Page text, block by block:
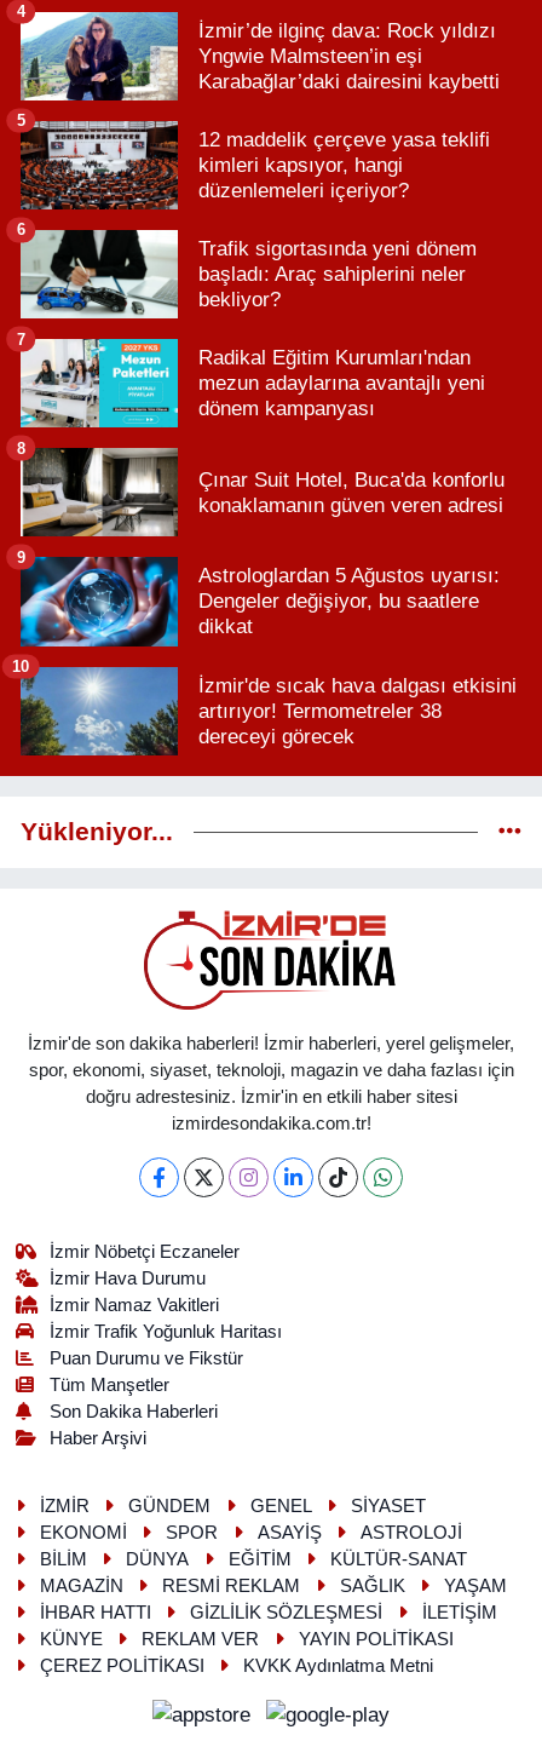
İzmir’de ilginç dava: Rock yıldızı
Yngwie Malmsteen’in eşi
Karabağlar’daki dairesini kaybetti
4
12 maddelik çerçeve yasa teklifi
kimleri kapsıyor, hangi
düzenlemeleri içeriyor?
5
Trafik sigortasında yeni dönem
başladı: Araç sahiplerini neler
bekliyor?
6
Radikal Eğitim Kurumları'ndan
mezun adaylarına avantajlı yeni
dönem kampanyası
7
Çınar Suit Hotel, Buca'da konforlu
konaklamanın güven veren adresi
8
Astrologlardan 5 Ağustos uyarısı:
Dengeler değişiyor, bu saatlere
dikkat
9
İzmir'de sıcak hava dalgası etkisini
artırıyor! Termometreler 38
dereceyi görecek
10
Yükleniyor...
İzmir'de son dakika haberleri! İzmir haberleri, yerel gelişmeler,
spor, ekonomi, siyaset, teknoloji, magazin ve daha fazlası için
doğru adrestesiniz. İzmir'in en etkili haber sitesi
izmirdesondakika.com.tr!
İzmir Nöbetçi Eczaneler
İzmir Hava Durumu
İzmir Namaz Vakitleri
İzmir Trafik Yoğunluk Haritası
Puan Durumu ve Fikstür
Tüm Manşetler
Son Dakika Haberleri
Haber Arşivi
İZMİR GÜNDEM GENEL
SİYASET
EKONOMİ
SPOR ASAYİŞ
ASTROLOJİ
BİLİM
DÜNYA EĞİTİM
KÜLTÜR-SANAT
MAGAZİN
RESMİ REKLAM SAĞLIK
YAŞAM
İHBAR HATTI
GİZLİLİK SÖZLEŞMESİ
İLETİŞİM
KÜNYE
REKLAM VER
YAYIN POLİTİKASI
ÇEREZ POLİTİKASI
KVKK Aydınlatma Metni